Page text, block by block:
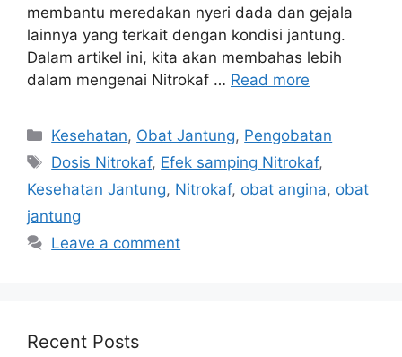
membantu meredakan nyeri dada dan gejala
lainnya yang terkait dengan kondisi jantung.
Dalam artikel ini, kita akan membahas lebih
dalam mengenai Nitrokaf … Read more
Categories
Kesehatan, Obat Jantung, Pengobatan
Tags
Dosis Nitrokaf, Efek samping Nitrokaf,
Kesehatan Jantung, Nitrokaf, obat angina, obat
jantung
Leave a comment
Recent Posts